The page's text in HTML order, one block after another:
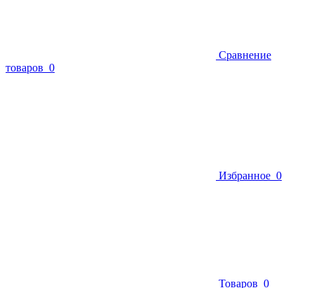
Сравнение
товаров 0
Избранное 0
Товаров 0